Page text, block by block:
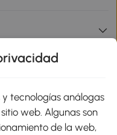
y tecnologías análogas
web. Algunas son
de la web,